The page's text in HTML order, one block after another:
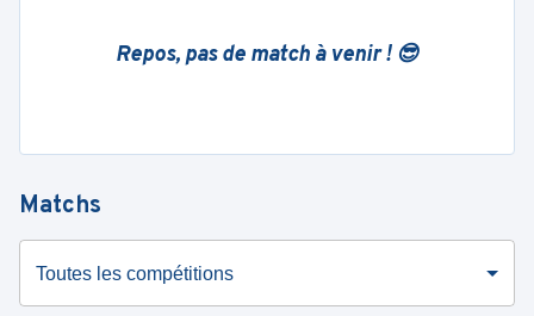
Repos, pas de match à venir ! 😎
Matchs
Toutes les compétitions